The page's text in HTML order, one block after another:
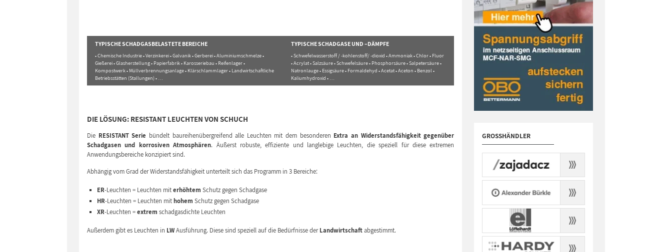
TYPISCHE SCHADGASBELASTETE BEREICHE
• Chemische Industrie • Verzinkerei • Galvanik • Gerberei • Aluminiumschmelze •
Gießerei • Glasherstellung • Papierfabrik • Karosseriebau • Reifenlager •
Kompostwerk • Müllverbrennungsanlage • Klärschlammlager • Landwirtschaftliche
Betriebsstätten (Stallungen) • …
TYPISCHE SCHADGASE UND –DÄMPFE
• Schwefelwasserstoff / -kohlenstoff/ -dioxid • Ammoniak • Chlor • Fluor
• Acrylat • Salzsäure • Schwefelsäure • Phosphorsäure • Salpetersäure •
Natronlauge • Essigsäure • Formaldehyd • Acetat • Aceton • Benzol •
Kaliumhydroxid • …
DIE LÖSUNG: RESISTANT LEUCHTEN VON SCHUCH
Die RESISTANT Serie bündelt baureihenübergreifend alle Leuchten mit dem besonderen Extra an Widerstandsfähigkeit gegenüber
Schadgasen und korrosiven Atmosphären. Äußerst robuste, effiziente und langlebige Leuchten, die speziell für diese extremen
Anwendungsbereiche konzipiert sind.
Abhängig vom Grad der Widerstandsfähigkeit unterteilt sich das Programm in 3 Bereiche:
ER-Leuchten = Leuchten miterhöhtem Schutz gegen Schadgase
HR-Leuchten = Leuchten mithohem Schutz gegen Schadgase
XR-Leuchten =extrem schadgasdichte Leuchten
Außerdem gibt es Leuchten in LWAusführung. Diese sind speziell auf die Bedürfnisse derLandwirtschaftabgestimmt.
GROSSHÄNDLER